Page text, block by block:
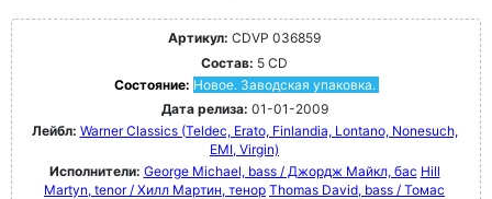
Артикул: CDVP 036859
Состав: 5 CD
Состояние: Новое. Заводская упаковка.
Дата релиза: 01-01-2009
Лейбл: Warner Classics (Teldec, Erato, Finlandia, Lontano, Nonesuch,
EMI, Virgin)
Исполнители: George Michael, bass / Джордж Майкл, бас Hill
Martyn, tenor / Хилл Мартин, тенор Thomas David, bass / Томас